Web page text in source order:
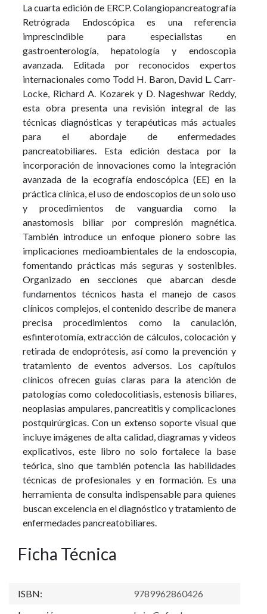
La cuarta edición de ERCP. Colangiopancreatografía
Retrógrada Endoscópica es una referencia
imprescindible para especialistas en
gastroenterología, hepatología y endoscopia
avanzada. Editada por reconocidos expertos
internacionales como Todd H. Baron, David L. Carr-
Locke, Richard A. Kozarek y D. Nageshwar Reddy,
esta obra presenta una revisión integral de las
técnicas diagnósticas y terapéuticas más actuales
para el abordaje de enfermedades
pancreatobiliares. Esta edición destaca por la
incorporación de innovaciones como la integración
avanzada de la ecografía endoscópica (EE) en la
práctica clínica, el uso de endoscopios de un solo uso
y procedimientos de vanguardia como la
anastomosis biliar por compresión magnética.
También introduce un enfoque pionero sobre las
implicaciones medioambientales de la endoscopia,
fomentando prácticas más seguras y sostenibles.
Organizado en secciones que abarcan desde
fundamentos técnicos hasta el manejo de casos
clínicos complejos, el contenido describe de manera
precisa procedimientos como la canulación,
esfinterotomía, extracción de cálculos, colocación y
retirada de endoprótesis, así como la prevención y
tratamiento de eventos adversos. Los capítulos
clínicos ofrecen guías claras para la atención de
patologías como coledocolitiasis, estenosis biliares,
neoplasias ampulares, pancreatitis y complicaciones
postquirúrgicas. Con un extenso soporte visual que
incluye imágenes de alta calidad, diagramas y videos
explicativos, este libro no solo fortalece la base
teórica, sino que también potencia las habilidades
técnicas de profesionales y en formación. Es una
herramienta de consulta indispensable para quienes
buscan excelencia en el diagnóstico y tratamiento de
enfermedades pancreatobiliares.
Ficha Técnica
ISBN:
9789962860426